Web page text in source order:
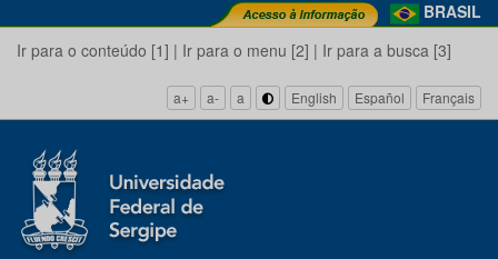
BRASIL
Ir para o conteúdo [1] | Ir para o menu [2] | Ir para a busca [3]
a+ a- a English Español Français